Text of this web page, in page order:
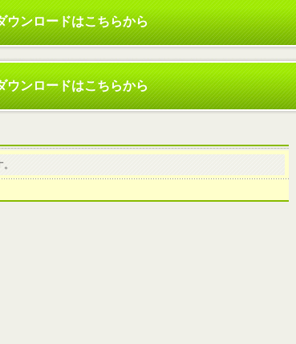
ンロードはこちらから
ンロードはこちらから